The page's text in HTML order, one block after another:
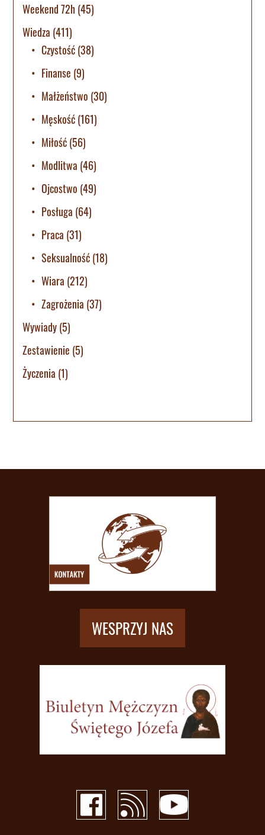
Weekend 72h(45)
Wiedza (411)
Czystość(38)
Finanse (9)
Małżeństwo (30)
Męskość(161)
Miłość(56)
Modlitwa (46)
Ojcostwo (49)
Posługa (64)
Praca (31)
Seksualność(18)
Wiara (212)
Zagrożenia (37)
Wywiady(5)
Zestawienie (5)
Życzenia (1)
WESPRZYJ NAS